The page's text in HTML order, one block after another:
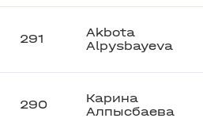
291
Akbota
Alpysbayeva
290
Карина
Алпысбаева